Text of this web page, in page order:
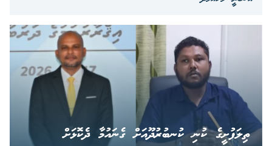
ތިލަފުށީގެ ކުނި ކުނބުރުދޫއަށް ގެނައުމާ ދެކޮޅަށް